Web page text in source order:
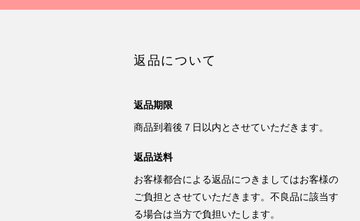
返品について
返品期限
商品到着後７日以内とさせていただきます。
返品送料
お客様都合による返品につきましてはお客様の
ご負担とさせていただきます。不良品に該当す
る場合は当方で負担いたします。